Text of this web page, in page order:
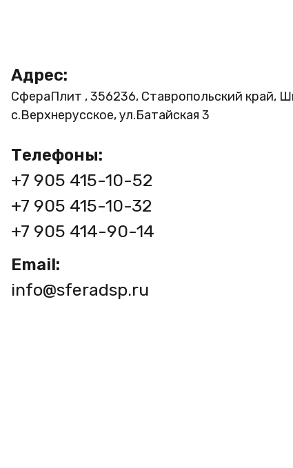
Адрес:
СфераПлит , 356236, Ставропольский край,
с.Верхнерусское, ул.Батайская 3
Телефоны:
+7 905 415-10-52
+7 905 415-10-32
+7 905 414-90-14
Email:
info@sferadsp.ru